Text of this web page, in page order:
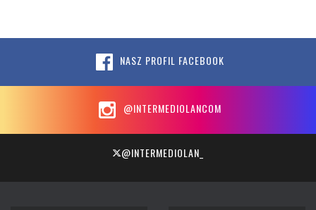
NASZ PROFIL FACEBOOK
@INTERMEDIOLANCOM
@INTERMEDIOLAN_